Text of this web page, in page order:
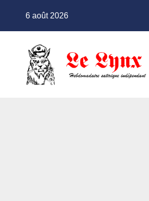
6 août 2026